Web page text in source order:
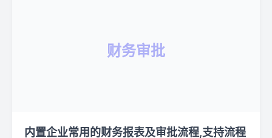
财务审批
内置企业常用的财务报表及审批流程,支持流程